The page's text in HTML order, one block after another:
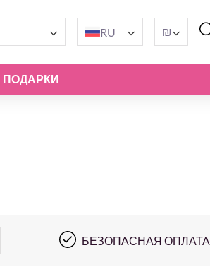
RU ₪
ПОДАРКИ
БЕЗОПАСНАЯ ОПЛАТА